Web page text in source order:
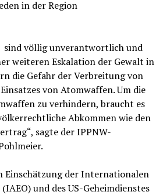
in der Region
sind völlig unverantwortlich und
weiteren Eskalation der Gewalt in
die Gefahr der Verbreitung von
von Atomwaffen. Um die
zu verhindern, braucht es
Abkommen wie den
sagte der IPPNW-
Einschätzung der Internationalen
und des US-Geheimdienstes